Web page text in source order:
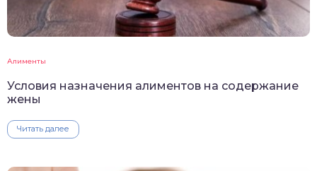
Алименты
Условия назначения алиментов на содержание
жены
Читать далее